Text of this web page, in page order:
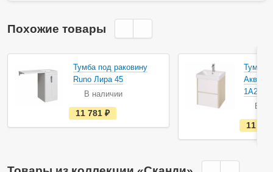
Похожие товары
Тумба под раковину
Runo Лира 45
В наличии
е
с
т
11 781
Тумба
В
11